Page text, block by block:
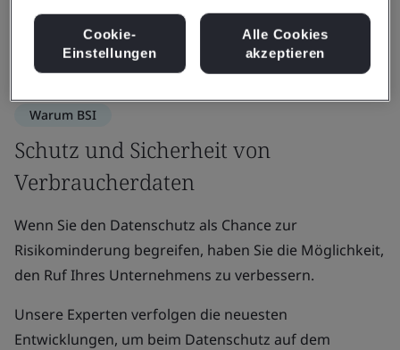
Warum BSI
Schutz und Sicherheit von
Verbraucherdaten
Wenn Sie den Datenschutz als Chance zur
Risikominderung begreifen, haben Sie die Möglichkeit,
den Ruf Ihres Unternehmens zu verbessern.
Unsere Experten verfolgen die neuesten
Entwicklungen, um beim Datenschutz auf dem
Cookie-
Einstellungen
Alle Cookies
akzeptieren